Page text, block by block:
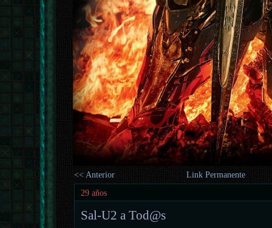
<< Anterior
Link Permanente
29 años
Sal-U2 a Tod@s